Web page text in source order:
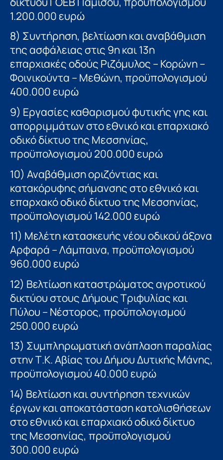
1.200.000 ευρώ
8) Συντήρηση, βελτίωση και αναβάθμιση
της ασφάλειας στις 9η και 13η
επαρχιακές οδούς Ριζόμυλος – Κορώνη –
Φοινικούντα – Μεθώνη, προϋπολογισμού
400.000 ευρώ
9) Εργασίες καθαρισμού φυτικής γης και
απορριμμάτων στο εθνικό και επαρχιακό
οδικό δίκτυο της Μεσσηνίας,
προϋπολογισμού 200.000 ευρώ
10) Αναβάθμιση οριζόντιας και
κατακόρυφης σήμανσης στο εθνικό και
επαρχακό οδικό δίκτυο της Μεσσηνίας,
προϋπολογισμού 142.000 ευρώ
11) Μελέτη κατασκευής νέου οδικού άξονα
Αρφαρά – Λάμπαινα, προϋπολογισμού
960.000 ευρώ
12) Βελτίωση καταστρώματος αγροτικού
δικτύου στους Δήμους Τριφυλίας και
Πύλου – Νέστορος, προϋπολογισμού
250.000 ευρώ
13) Συμπληρωματική ανάπλαση παραλίας
στην Τ.Κ. Αβίας του Δήμου Δυτικής Μάνης,
προϋπολογισμού 40.000 ευρώ
14) Βελτίωση και συντήρηση τεχνικών
έργων και αποκατάσταση κατολισθήσεων
στο εθνικό και επαρχιακό οδικό δίκτυο
της Μεσσηνίας, προϋπολογισμού
300.000 ευρώ